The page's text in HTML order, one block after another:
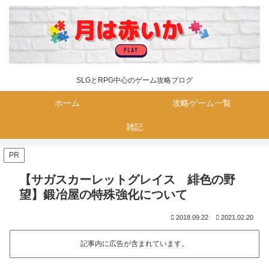
SLGとRPG中心のゲーム攻略ブログ
ホーム 攻略ゲーム一覧
雑記
PR
【サガスカーレットグレイス 緋色の野
望】鍛冶屋の特殊強化について
2018.09.22 2021.02.20
記事内に広告が含まれています。